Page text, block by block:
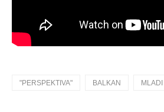
"PERSPEKTIVA" BALKAN MLADI